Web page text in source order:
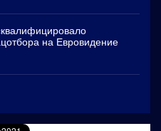
на Евровидение